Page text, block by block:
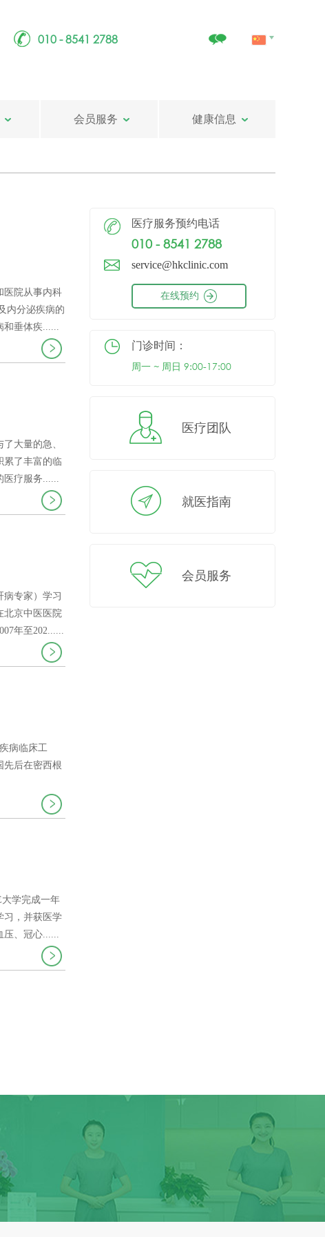
010 - 8541 2788
会员服务 健康信息
医院从事内科
内分泌疾病的
和垂体疾......
大量的急、
累了丰富的临
医疗服务......
专家）学习
北京中医医院
年至202......
病临床工
先后在密西根
学完成一年
习，并获医学
压、冠心......
医疗服务预约电话
010 - 8541 2788
service@hkclinic.com
在线预约
门诊时间：
周一 ~ 周日 9:00-17:00
医疗团队
就医指南
会员服务